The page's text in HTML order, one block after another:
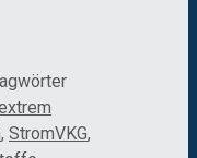
, StromVKG,